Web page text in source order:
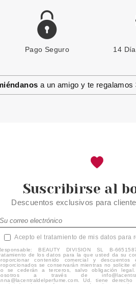
BALDESSARINI
Pvr 22.20€ desde
Pago Seguro 14
a un amigo y te regalamos
Suscribirse al
Descuentos exclusivos para
Acepto el tratamiento de mis datos para
BEAUTY DIVISION SL B-
de los datos para la que usted da su
contenido comercial y descuentos
se conservarán mientras no solicite
se cederán a terceros, salvo obligación
a través de
Ud. tiene